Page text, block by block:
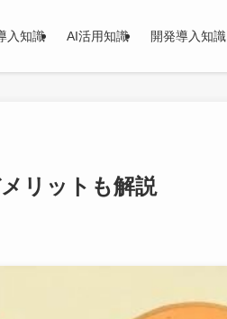
入知識 AI活用知識 開発導入知識
リットも解説